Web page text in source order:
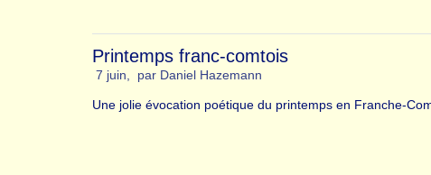
Printemps franc-comtois
7 juin par Daniel Hazemann
Une jolie évocation poétique du printemps en Franche-